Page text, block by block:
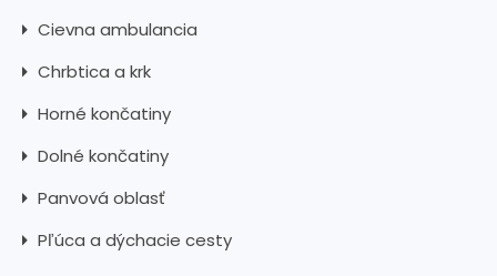
Cievna ambulancia
Chrbtica a krk
Horné končatiny
Dolné končatiny
Panvová oblasť
Pľúca a dýchacie cesty